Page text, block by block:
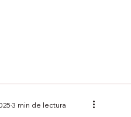
3 min de lectura